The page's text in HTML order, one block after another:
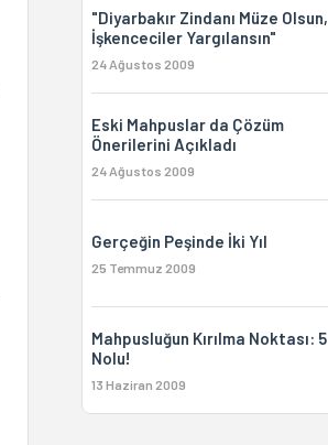
"Diyarbakır Zindanı Müze Olsun,
İşkenceciler Yargılansın"
24 Ağustos 2009
Eski Mahpuslar da Çözüm
Önerilerini Açıkladı
24 Ağustos 2009
Gerçeğin Peşinde İki Yıl
25 Temmuz 2009
Mahpusluğun Kırılma Noktası: 5
Nolu!
13 Haziran 2009